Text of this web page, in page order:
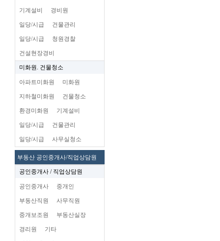
기계설비 경비원
일당/시급 건물관리
일당/시급 청원경찰
건설현장경비
미화원. 건물청소
아파트미화원 미화원
지하철미화원 건물청소
환경미화원 기계설비
일당/시급 건물관리
일당/시급 사무실청소
부동산 공인중개사/직업상담원
공인중개사 / 직업상담원
공인중개사 중개인
부동산직원 사무직원
중개보조원 부동산실장
경리원 기타